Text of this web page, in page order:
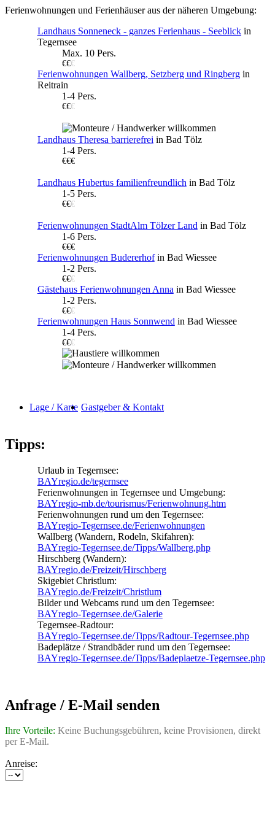
Ferienwohnungen und Ferienhäuser aus der näheren Umgebung:
Landhaus Sonneneck - ganzes Ferienhaus - Seeblickin
Tegernsee
Max. 10 Pers.
€€€
Ferienwohnungen Wallberg, Setzberg und Ringbergin
Reitrain
1-4 Pers.
€€€
Landhaus Theresa barrierefrei in Bad Tölz
1-4 Pers.
€€€
Landhaus Hubertus familienfreundlich in Bad Tölz
1-5 Pers.
€€€
Ferienwohnungen StadtAlm Tölzer Land in Bad Tölz
1-6 Pers.
€€€
Ferienwohnungen Budererhofin Bad Wiessee
1-2 Pers.
€€€
Gästehaus Ferienwohnungen Anna in Bad Wiessee
1-2 Pers.
€€€
Ferienwohnungen Haus Sonnwend in Bad Wiessee
1-4 Pers.
€€€
Lage / Karte Gastgeber & Kontakt
Tipps:
Urlaub in Tegernsee:
BAYregio.de/tegernsee
Ferienwohnungen in Tegernsee und Umgebung:
BAYregio-mb.de/tourismus/Ferienwohnung.htm
Ferienwohnungen rund um den Tegernsee:
BAYregio-Tegernsee.de/Ferienwohnungen
Wallberg (Wandern, Rodeln, Skifahren):
BAYregio-Tegernsee.de/Tipps/Wallberg.php
Hirschberg (Wandern):
BAYregio.de/Freizeit/Hirschberg
Skigebiet Christlum:
BAYregio.de/Freizeit/Christlum
Bilder und Webcams rund um den Tegernsee:
BAYregio-Tegernsee.de/Galerie
Tegernsee-Radtour:
BAYregio-Tegernsee.de/Tipps/Radtour-Tegernsee.php
Badeplätze / Strandbäder rund um den Tegernsee:
BAYregio-Tegernsee.de/Tipps/Badeplaetze-Tegernsee.php
Anfrage / E-Mail senden
Ihre Vorteile: Keine Buchungsgebühren, keine Provisionen, direkt
per E-Mail.
Anreise: